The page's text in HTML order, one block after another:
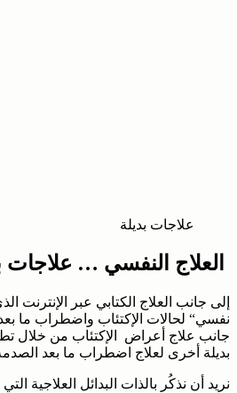
علاجات بديلة
العلاج النفسي … علاجات
إلى جانب العلاج الكتابي عبر الإنترنت
نفسي“ لحالات الإكتئاب واضطراب ما
جانب علاج أعراض الإكتئاب من خلال
بديلة أخرى لعلاج اضطراب ما بعد
نريد أن نذكُر بالذات البدائل العلاجية